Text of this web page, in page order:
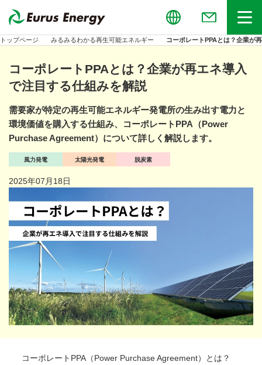
Globalお問い合わせメニュー
トップページ みるみるわかる再生可能エネルギー コーポレートPPAとは？企業が
コーポレートPPAとは？企業が再エネ導入
で注目する仕組みを解説
需要家が特定の再生可能エネルギー発電所の生み出す電力と
環境価値を購入する仕組み、コーポレートPPA（Power
Purchase Agreement）について詳しく解説します。
風力発電 太陽光発電 脱炭素
2025年07月18日
コーポレートPPA（Power Purchase Agreement）とは？